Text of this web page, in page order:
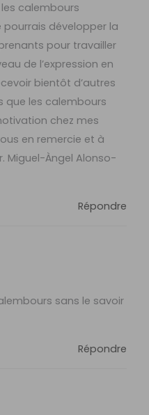
calembours
développer la
pour travailler
de l’expression en
bientôt d’autres
que les calembours
chez mes
en remercie et à
Miguel-Àngel Alonso-
Répondre
sans le savoir
Répondre